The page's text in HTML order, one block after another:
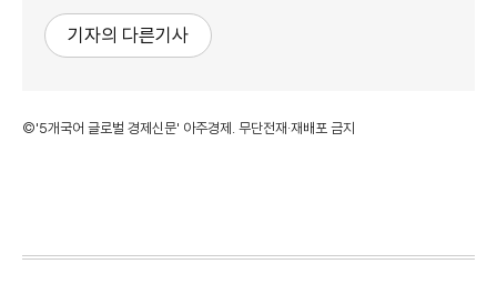
기자의 다른기사
©'5개국어 글로벌 경제신문' 아주경제. 무단전재·재배포 금지